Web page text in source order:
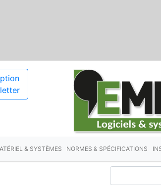
& SYSTÈMES NORMES & SPÉCIFICATIONS